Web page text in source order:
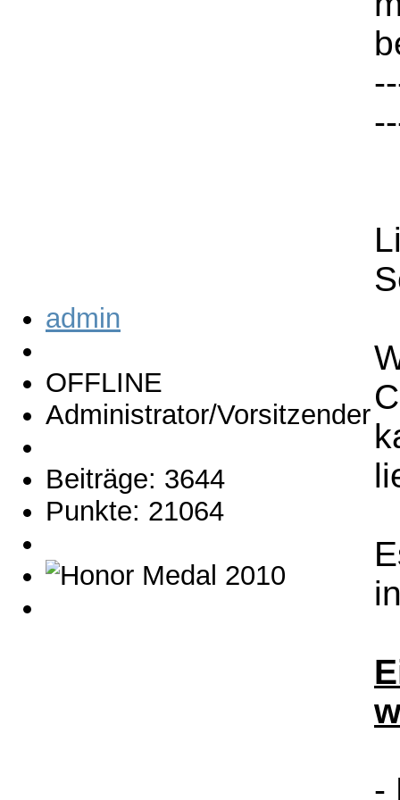
admin
OFFLINE
Administrator/Vorsitzender
Beiträge: 3644
Punkte: 21064
-